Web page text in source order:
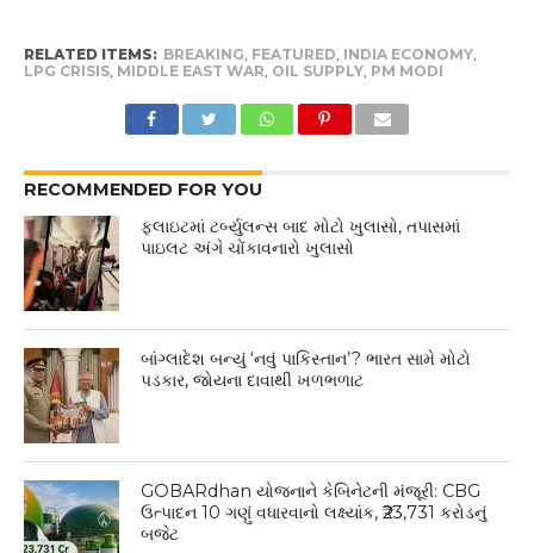
RELATED ITEMS: BREAKING, FEATURED, INDIA ECONOMY,
LPG CRISIS, MIDDLE EAST WAR, OIL SUPPLY, PM MODI
RECOMMENDED FOR YOU
ફ્લાઇટમાં ટર્બ્યુલન્સ બાદ મોટો ખુલાસો, તપાસમાં
પાઇલટ અંગે ચોંકાવનારો ખુલાસો
બાંગ્લાદેશ બન્યું ‘નવું પાકિસ્તાન’? ભારત સામે મોટો
પડકાર, જોયના દાવાથી ખળભળાટ
GOBARdhan યોજનાને કેબિનેટની મંજૂરી: CBG
ઉત્પાદન 10 ગણું વધારવાનો લક્ષ્યાંક, ₹23,731 કરોડનું
બજેટ